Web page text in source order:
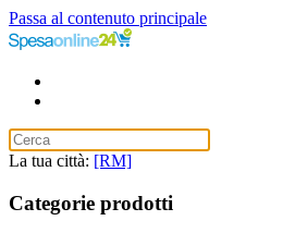
Passa al contenuto principale
La tua città: [RM]
Categorie prodotti